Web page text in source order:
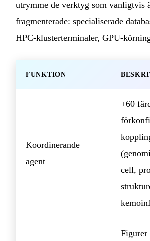
utrymme de verktyg som vanligtvis
fragmenterade: specialiserade
HPC-klusterterminaler, GPU-
FUNKTION
Koordinerande
agent
+60
cell,
Figurer